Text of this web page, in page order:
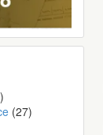
(27)